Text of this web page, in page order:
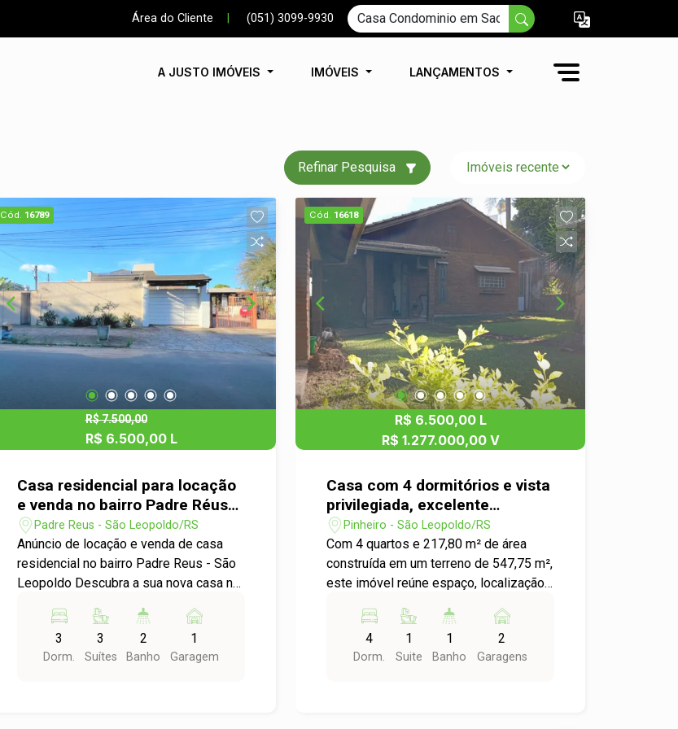
Área do Cliente (051) 3099-9930
A JUSTO IMÓVEIS IMÓVEIS LANÇAMENTOS
Refinar Pesquisa
Cód. 16789
R$ 7.500,00
R$ 6.500,00 L
Casa residencial para locação
e venda no bairro Padre Réus
em São Leopoldo
Padre Reus - São Leopoldo/RS
Anúncio de locação e venda de casa
residencial no bairro Padre Reus - São
Leopoldo Descubra a sua nova casa no
charmosa residência está disponível
para locação e oferece um espaço ideal
para você e sua família. Características
3
Dorm.
3
Suítes
2
Banho
1
Garagem
Cód. 16618
R$ 6.500,00 L
R$ 1.277.000,00 V
Casa com 4 dormitórios e vista
privilegiada, excelente
potencial residencial ou
comercial
Pinheiro - São Leopoldo/RS
Com 4 quartos e 217,80 m² de área
construída em um terreno de 547,75 m²,
este imóvel reúne espaço, localização
mais estratégicas da cidade. A casa
oferece ambientes amplos, bem
distribuídos e com ótima iluminação
4
Dorm.
1
Suite
1
Banho
2
Garagens